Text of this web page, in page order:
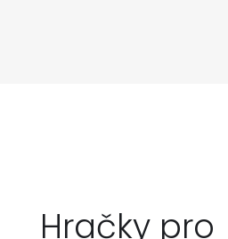
Hračky pro